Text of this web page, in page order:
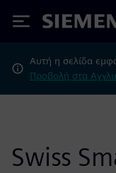
Siemens
Αυτή η σελίδα
Προβολή στα
Swiss